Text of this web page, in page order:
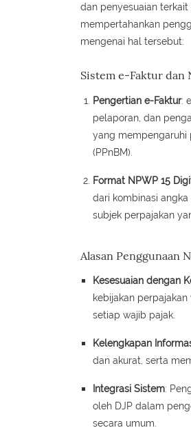
dan penyesuaian terkait
mempertahankan
mengenai hal tersebut:
Sistem e-Faktur dan
Pengertian e-Faktur:
pelaporan, dan
yang mempengaruhi
(PPnBM).
Format NPWP 15
dari kombinasi
subjek perpajakan
Alasan Penggunaan
Kesesuaian dengan
kebijakan
setiap wajib pajak.
Kelengkapan
dan akurat, serta
Integrasi Sistem:
oleh DJP dalam
secara umum.